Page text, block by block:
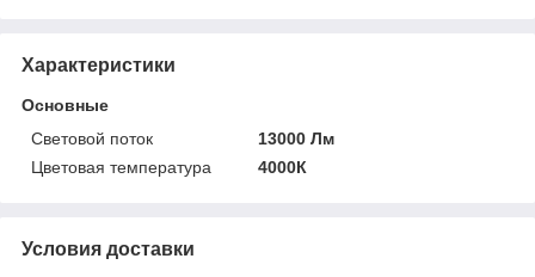
Характеристики
Основные
Световой поток
13000 Лм
Цветовая температура
4000К
Условия доставки